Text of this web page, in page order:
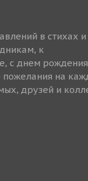
в стихах и
к
с днем
пожелания на
друзей и